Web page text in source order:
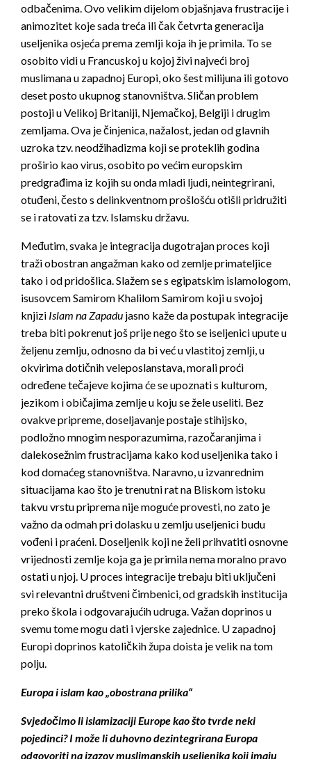
odbačenima. Ovo velikim dijelom objašnjava frustracije i
animozitet koje sada treća ili čak četvrta generacija
useljenika osjeća prema zemlji koja ih je primila. To se
osobito vidi u Francuskoj u kojoj živi najveći broj
muslimana u zapadnoj Europi, oko šest milijuna ili gotovo
deset posto ukupnog stanovništva. Sličan problem
postoji u Velikoj Britaniji, Njemačkoj, Belgiji i drugim
zemljama. Ova je činjenica, nažalost, jedan od glavnih
uzroka tzv. neodžihadizma koji se proteklih godina
proširio kao virus, osobito po većim europskim
predgrađima iz kojih su onda mladi ljudi, neintegrirani,
otuđeni, često s delinkventnom prošlošću otišli pridružiti
se i ratovati za tzv. Islamsku državu.
Međutim, svaka je integracija dugotrajan proces koji
traži obostran angažman kako od zemlje primateljice
tako i od pridošlica. Slažem se s egipatskim islamologom,
isusovcem Samirom Khalilom Samirom koji u svojoj
knjizi Islam na Zapadu jasno kaže da postupak integracije
treba biti pokrenut još prije nego što se iseljenici upute u
željenu zemlju, odnosno da bi već u vlastitoj zemlji, u
okvirima dotičnih veleposlanstava, morali proći
određene tečajeve kojima će se upoznati s kulturom,
jezikom i običajima zemlje u koju se žele useliti. Bez
ovakve pripreme, doseljavanje postaje stihijsko,
podložno mnogim nesporazumima, razočaranjima i
dalekosežnim frustracijama kako kod useljenika tako i
kod domaćeg stanovništva. Naravno, u izvanrednim
situacijama kao što je trenutni rat na Bliskom istoku
takvu vrstu priprema nije moguće provesti, no zato je
važno da odmah pri dolasku u zemlju useljenici budu
vođeni i praćeni. Doseljenik koji ne želi prihvatiti osnovne
vrijednosti zemlje koja ga je primila nema moralno pravo
ostati u njoj. U proces integracije trebaju biti uključeni
svi relevantni društveni čimbenici, od gradskih institucija
preko škola i odgovarajućih udruga. Važan doprinos u
svemu tome mogu dati i vjerske zajednice. U zapadnoj
Europi doprinos katoličkih župa doista je velik na tom
polju.
Europa i islam kao „obostrana prilika“
Svjedočimo li islamizaciji Europe kao što tvrde neki
pojedinci? I može li duhovno dezintegrirana Europa
odgovoriti na izazov muslimanskih useljenika koji imaju